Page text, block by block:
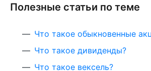
Полезные статьи по теме
Что такое обыкновенные
Что такое дивиденды?
Что такое вексель?